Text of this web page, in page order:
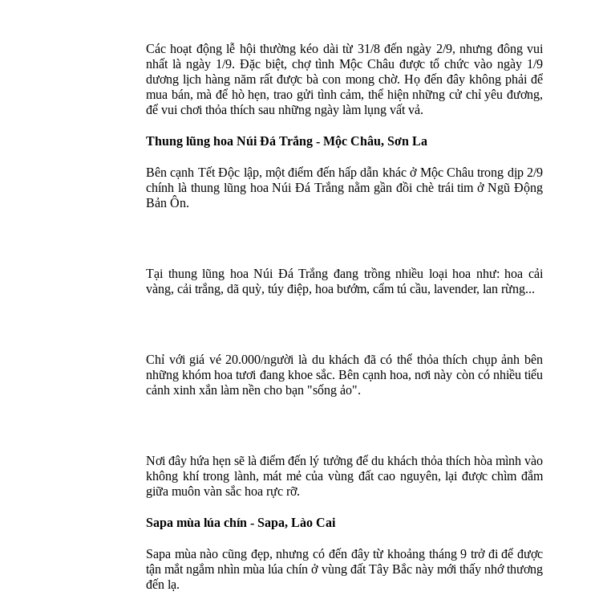
Các hoạt động lễ hội thường kéo dài từ 31/8 đến ngày 2/9, nhưng đông vui
nhất là ngày 1/9. Đặc biệt, chợ tình Mộc Châu được tổ chức vào ngày 1/9
dương lịch hàng năm rất được bà con mong chờ. Họ đến đây không phải để
mua bán, mà để hò hẹn, trao gửi tình cảm, thể hiện những cử chỉ yêu đương,
để vui chơi thỏa thích sau những ngày làm lụng vất vả.
Thung lũng hoa Núi Đá Trắng - Mộc Châu, Sơn La
Bên cạnh Tết Độc lập, một điểm đến hấp dẫn khác ở Mộc Châu trong dịp 2/9
chính là thung lũng hoa Núi Đá Trắng nằm gần đồi chè trái tim ở Ngũ Động
Bản Ôn.
Tại thung lũng hoa Núi Đá Trắng đang trồng nhiều loại hoa như: hoa cải
vàng, cải trắng, dã quỳ, túy điệp, hoa bướm, cẩm tú cầu, lavender, lan rừng...
Chỉ với giá vé 20.000/người là du khách đã có thể thỏa thích chụp ảnh bên
những khóm hoa tươi đang khoe sắc. Bên cạnh hoa, nơi này còn có nhiều tiểu
cảnh xinh xắn làm nền cho bạn "sống ảo".
Nơi đây hứa hẹn sẽ là điểm đến lý tưởng để du khách thỏa thích hòa mình vào
không khí trong lành, mát mẻ của vùng đất cao nguyên, lại được chìm đắm
giữa muôn vàn sắc hoa rực rỡ.
Sapa mùa lúa chín - Sapa, Lào Cai
Sapa mùa nào cũng đẹp, nhưng có đến đây từ khoảng tháng 9 trở đi để được
tận mắt ngắm nhìn mùa lúa chín ở vùng đất Tây Bắc này mới thấy nhớ thương
đến lạ.